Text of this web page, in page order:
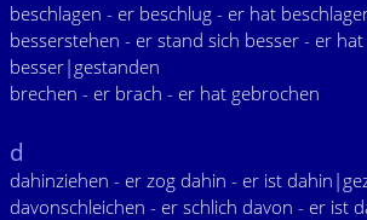
beschlagen - er beschlug - er hat
besserstehen - er stand sich besser - er hat
besser|gestanden
brechen - er brach - er hat gebrochen
d
dahinziehen - er zog dahin - er ist
davonschleichen - er schlich davon - er ist